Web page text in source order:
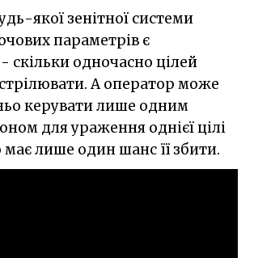
якої зенітної системи
параметрів є
скільки одночасно цілей
А оператор може
керувати лише одним
для ураження однієї цілі
лише один шанс її збити.